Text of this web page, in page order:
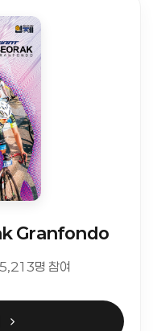
Granfondo
5,213명 참여